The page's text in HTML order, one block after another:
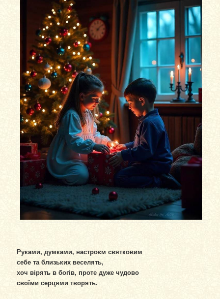
Руками, думками, настроєм святковим
себе та близьких веселять,
хоч вірять в богів, проте дуже чудово
своїми серцями творять.